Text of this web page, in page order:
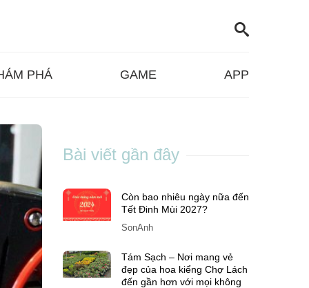
PHÁ GAME APP
Bài viết gần đây
Còn bao nhiêu ngày nữa đến
Tết Đinh Mùi 2027?
SonAnh
Tám Sạch – Nơi mang vẻ
đẹp của hoa kiểng Chợ Lách
đến gần hơn với mọi không